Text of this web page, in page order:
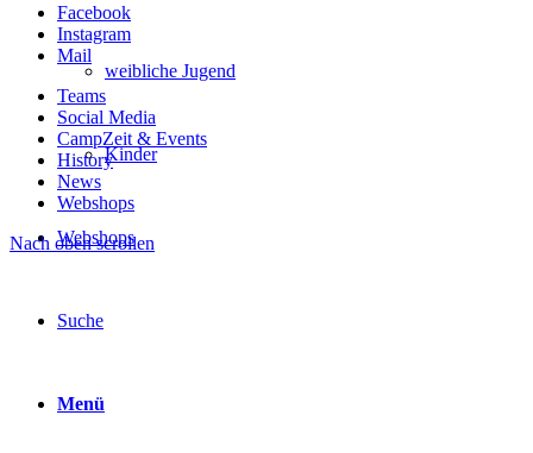
weibliche Jugend
Kinder
Webshops
Suche
Menü
Facebook
Instagram
Mail
Teams
Social Media
CampZeit & Events
History
News
Webshops
Nach oben scrollen